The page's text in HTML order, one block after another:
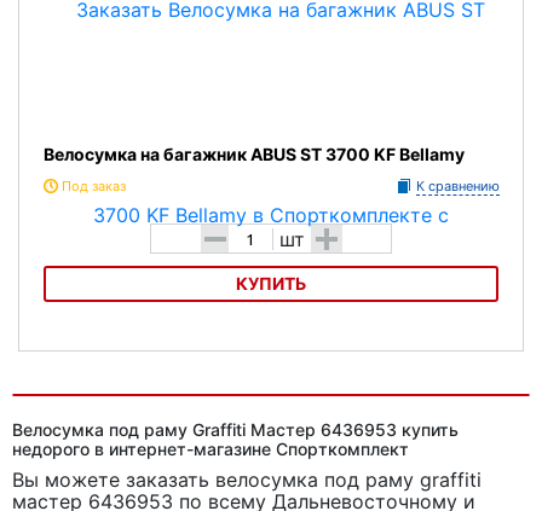
Велосумка на багажник ABUS ST 3700 KF Bellamy
Под заказ К сравнению
- шт +
КУПИТЬ
Велосумка под раму Graffiti Мастер 6436953 купить
недорого в интернет-магазине Спорткомплект
Вы можете заказать велосумка под раму graffiti
мастер 6436953 по всему Дальневосточному и